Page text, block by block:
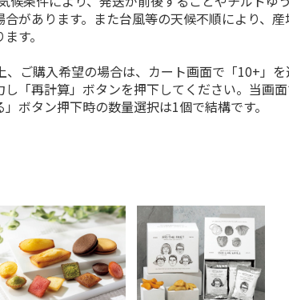
合があります。また台風等の天候不順により、産
す。
ご購入希望の場合は、カート画面で「10+」
し「再計算」ボタンを押下してください。当画
」ボタン押下時の数量選択は1個で結構です。